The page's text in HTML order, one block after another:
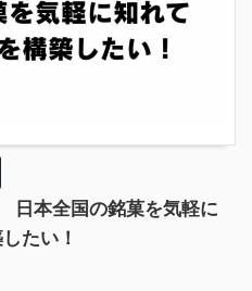
日本全国の銘菓を気軽に
たい！